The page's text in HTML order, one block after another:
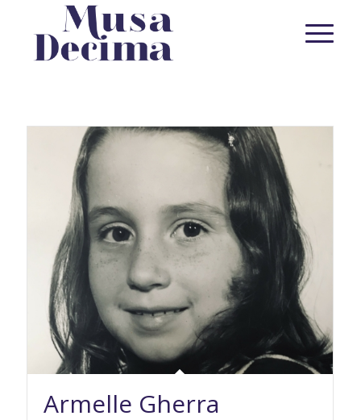
Armelle Gherra